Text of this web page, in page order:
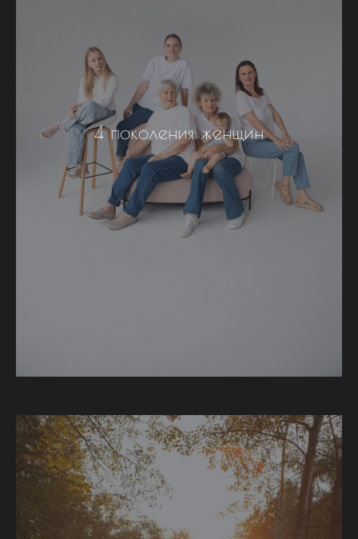
4 поколения женщин